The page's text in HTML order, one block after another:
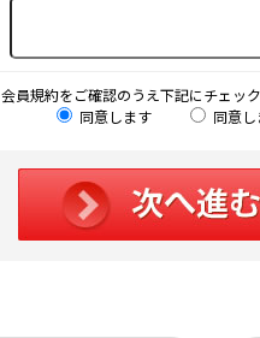
会員規約をご確認のうえ下記にチェック
同意します
同意